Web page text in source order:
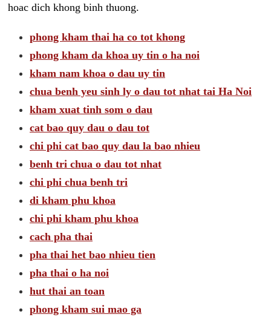
hoac dich khong binh thuong.
phong kham thai ha co tot khong
phong kham da khoa uy tin o ha noi
kham nam khoa o dau uy tin
chua benh yeu sinh ly o dau tot nhat tai Ha Noi
kham xuat tinh som o dau
cat bao quy dau o dau tot
chi phi cat bao quy dau la bao nhieu
benh tri chua o dau tot nhat
chi phi chua benh tri
di kham phu khoa
chi phi kham phu khoa
cach pha thai
pha thai het bao nhieu tien
pha thai o ha noi
hut thai an toan
phong kham sui mao ga